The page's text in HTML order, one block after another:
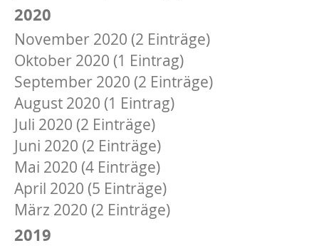
2020
November 2020 (2 Einträge)
Oktober 2020 (1 Eintrag)
September 2020 (2 Einträge)
August 2020 (1 Eintrag)
Juli 2020 (2 Einträge)
Juni 2020 (2 Einträge)
Mai 2020 (4 Einträge)
April 2020 (5 Einträge)
März 2020 (2 Einträge)
2019